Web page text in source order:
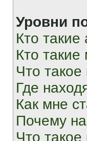
Уровни
Кто
Кто
Что такое
Где
Как мне
Почему
Что